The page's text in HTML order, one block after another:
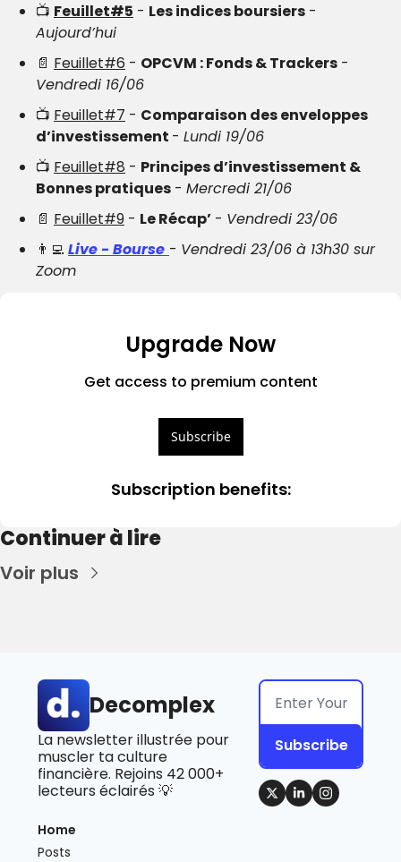
📺 Feuillet#5 - Les indices boursiers
Aujourd’hui
📄 Feuillet#6 - OPCVM : Fonds & Trackers
Vendredi 16/06
📺 Feuillet#7 - Comparaison des enveloppes
d’investissement - Lundi 19/06
📺 Feuillet#8 - Principes d’investissement &
Bonnes pratiques - Mercredi 21/06
📄 Feuillet#9 - Le Récap’ - Vendredi 23/06
👨‍💻 Live - Bourse - Vendredi 23/06 à 13h30 sur
Zoom
Upgrade Now
Get access to premium content
Subscribe
Subscription benefits:
Continuer à lire
Voir plus
Decomplex
La newsletter illustrée pour
muscler ta culture
financière. Rejoins 42 000+
lecteurs éclairés 💡
Subscribe
Home
Posts